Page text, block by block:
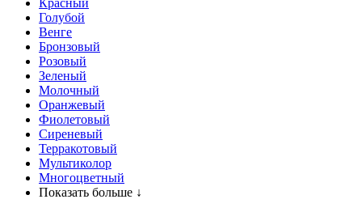
Красный
Голубой
Венге
Бронзовый
Розовый
Зеленый
Молочный
Оранжевый
Фиолетовый
Сиреневый
Терракотовый
Мультиколор
Многоцветный
Показать больше ↓